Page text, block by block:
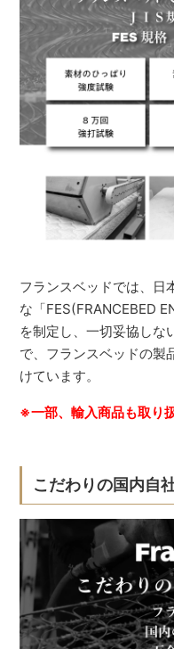
フランスベッドでは、日
な「FES(FRANCEBED
を制定し、一切妥協しな
で、フランスベッドの製
けています。
※一部、輸入商品も取り
こだわりの国内自